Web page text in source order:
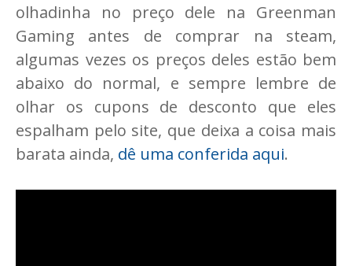
olhadinha no preço dele na Greenman
Gaming antes de comprar na steam,
algumas vezes os preços deles estão bem
abaixo do normal, e sempre lembre de
olhar os cupons de desconto que eles
espalham pelo site, que deixa a coisa mais
barata ainda, dê uma conferida aqui.